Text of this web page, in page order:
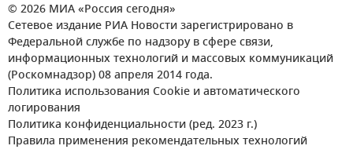
© 2026 МИА «Россия сегодня»
Сетевое издание РИА Новости зарегистрировано в
Федеральной службе по надзору в сфере связи,
информационных технологий и массовых коммуникаций
(Роскомнадзор) 08 апреля 2014 года.
Политика использования Cookie и автоматического
логирования
Политика конфиденциальности (ред. 2023 г.)
Правила применения рекомендательных технологий